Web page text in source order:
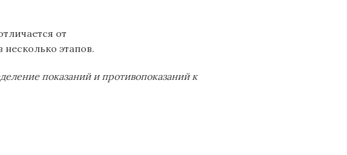
от
этапов.
показаний и противопоказаний к